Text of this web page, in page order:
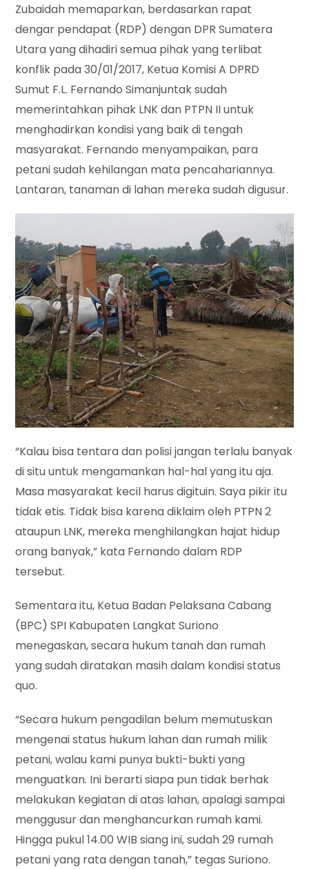
Zubaidah memaparkan, berdasarkan rapat
dengar pendapat (RDP) dengan DPR Sumatera
Utara yang dihadiri semua pihak yang terlibat
konflik pada 30/01/2017, Ketua Komisi A DPRD
Sumut F.L. Fernando Simanjuntak sudah
memerintahkan pihak LNK dan PTPN II untuk
menghadirkan kondisi yang baik di tengah
masyarakat. Fernando menyampaikan, para
petani sudah kehilangan mata pencahariannya.
Lantaran, tanaman di lahan mereka sudah digusur.
“Kalau bisa tentara dan polisi jangan terlalu banyak
di situ untuk mengamankan hal-hal yang itu aja.
Masa masyarakat kecil harus digituin. Saya pikir itu
tidak etis. Tidak bisa karena diklaim oleh PTPN 2
ataupun LNK, mereka menghilangkan hajat hidup
orang banyak,” kata Fernando dalam RDP
tersebut.
Sementara itu, Ketua Badan Pelaksana Cabang
(BPC) SPI Kabupaten Langkat Suriono
menegaskan, secara hukum tanah dan rumah
yang sudah diratakan masih dalam kondisi status
quo.
“Secara hukum pengadilan belum memutuskan
mengenai status hukum lahan dan rumah milik
petani, walau kami punya bukti-bukti yang
menguatkan. Ini berarti siapa pun tidak berhak
melakukan kegiatan di atas lahan, apalagi sampai
menggusur dan menghancurkan rumah kami.
Hingga pukul 14.00 WIB siang ini, sudah 29 rumah
petani yang rata dengan tanah,” tegas Suriono.